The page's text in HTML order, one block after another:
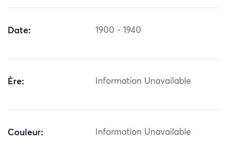
Date: 1900 - 1940
Ère: Information Unavailable
Couleur: Information Unavailable